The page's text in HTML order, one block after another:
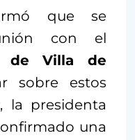
que se
con el
de Villa de
sobre estos
la presidenta
una